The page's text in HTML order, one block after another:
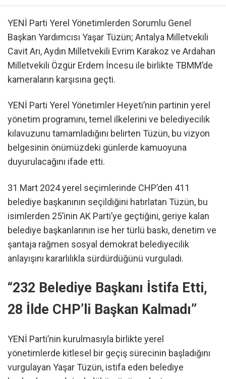
YENİ Parti Yerel Yönetimlerden Sorumlu Genel
Başkan Yardımcısı Yaşar Tüzün; Antalya Milletvekili
Cavit Arı, Aydın Milletvekili Evrim Karakoz ve Ardahan
Milletvekili Özgür Erdem İncesu ile birlikte TBMM’de
kameraların karşısına geçti.
YENİ Parti Yerel Yönetimler Heyeti’nin partinin yerel
yönetim programını, temel ilkelerini ve belediyecilik
kılavuzunu tamamladığını belirten Tüzün, bu vizyon
belgesinin önümüzdeki günlerde kamuoyuna
duyurulacağını ifade etti.
31 Mart 2024 yerel seçimlerinde CHP’den 411
belediye başkanının seçildiğini hatırlatan Tüzün, bu
isimlerden 25’inin AK Parti’ye geçtiğini, geriye kalan
belediye başkanlarının ise her türlü baskı, denetim ve
şantaja rağmen sosyal demokrat belediyecilik
anlayışını kararlılıkla sürdürdüğünü vurguladı.
“232 Belediye Başkanı İstifa Etti,
28 İlde CHP’li Başkan Kalmadı”
YENİ Parti’nin kurulmasıyla birlikte yerel
yönetimlerde kitlesel bir geçiş sürecinin başladığını
vurgulayan Yaşar Tüzün, istifa eden belediye